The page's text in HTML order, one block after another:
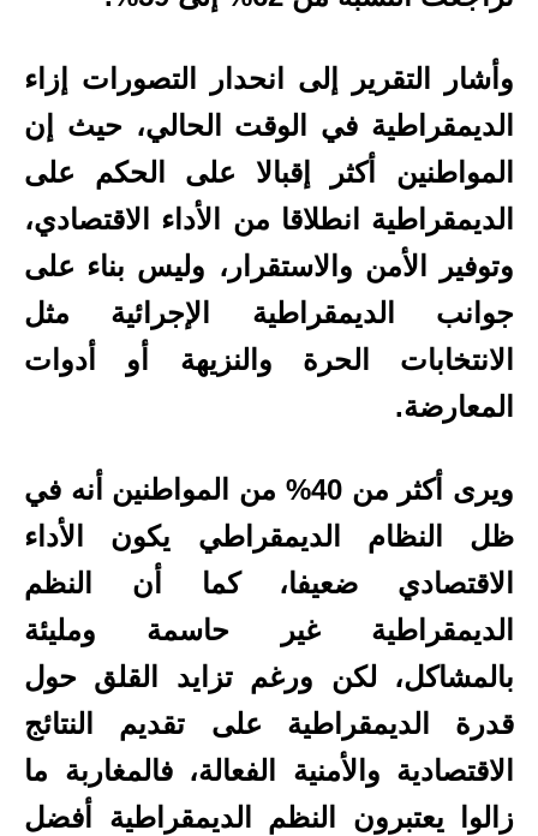
وأشار التقرير إلى انحدار التصورات إزاء
الديمقراطية في الوقت الحالي، حيث إن
المواطنين أكثر إقبالا على الحكم على
الديمقراطية انطلاقا من الأداء الاقتصادي،
وتوفير الأمن والاستقرار، وليس بناء على
جوانب الديمقراطية الإجرائية مثل
الانتخابات الحرة والنزيهة أو أدوات
المعارضة.
ويرى أكثر من 40% من المواطنين أنه في
ظل النظام الديمقراطي يكون الأداء
الاقتصادي ضعيفا، كما أن النظم
الديمقراطية غير حاسمة ومليئة
بالمشاكل، لكن ورغم تزايد القلق حول
قدرة الديمقراطية على تقديم النتائج
الاقتصادية والأمنية الفعالة، فالمغاربة ما
زالوا يعتبرون النظم الديمقراطية أفضل